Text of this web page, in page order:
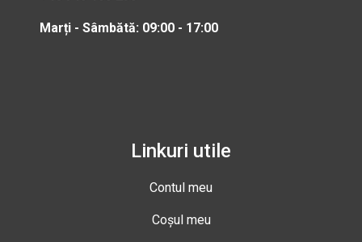
Marți - Sâmbătă: 09:00 - 17:00
Linkuri utile
Contul meu
Coșul meu